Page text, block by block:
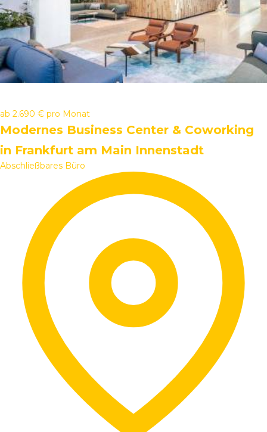
ab 2.690 € pro Monat
Modernes Business Center & Coworking
in Frankfurt am Main Innenstadt
Abschließbares Büro